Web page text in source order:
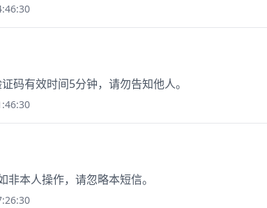
码有效时间5分钟，请勿告知他人。
非本人操作，请忽略本短信。